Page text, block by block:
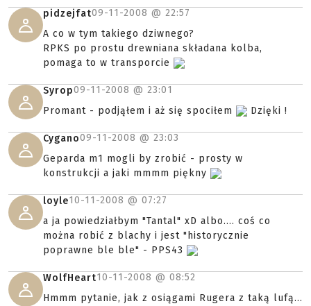
pidzejfat09-11-2008 @ 22:57
A co w tym takiego dziwnego?
RPKS po prostu drewniana składana kolba,
pomaga to w transporcie
Syrop09-11-2008 @ 23:01
Promant - podjąłem i aż się spociłem
Dzięki !
Cygano09-11-2008 @ 23:03
Geparda m1 mogli by zrobić - prosty w
konstrukcji a jaki mmmm piękny
loyle10-11-2008 @ 07:27
a ja powiedziałbym "Tantal" xD albo.... coś co
można robić z blachy i jest "historycznie
poprawne ble ble" - PPS43
WolfHeart10-11-2008 @ 08:52
Hmmm pytanie, jak z osiągami Rugera z taką lufą...